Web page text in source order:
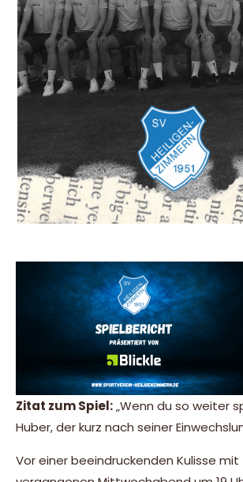
Zitat zum Spiel:„Wenn du so weiter
Huber, der kurz nach seiner
Vor einer beeindruckenden Kulisse